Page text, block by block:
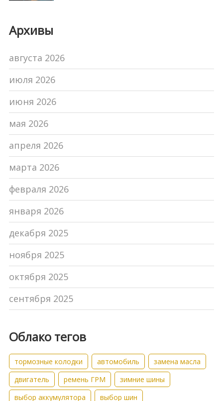
Архивы
августа 2026
июля 2026
июня 2026
мая 2026
апреля 2026
марта 2026
февраля 2026
января 2026
декабря 2025
ноября 2025
октября 2025
сентября 2025
Облако тегов
тормозные колодки автомобиль
замена масла
двигатель
ремень ГРМ
зимние шины
выбор аккумулятора
выбор шин